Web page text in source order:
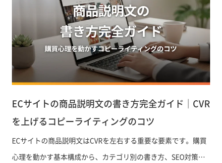
ECサイトの商品説明文の書き方完全ガイド｜CVR
を上げるコピーライティングのコツ
ECサイトの商品説明文はCVRを左右する重要な要素です。購買
心理を動かす基本構成から、カテゴリ別の書き方、SEO対策、